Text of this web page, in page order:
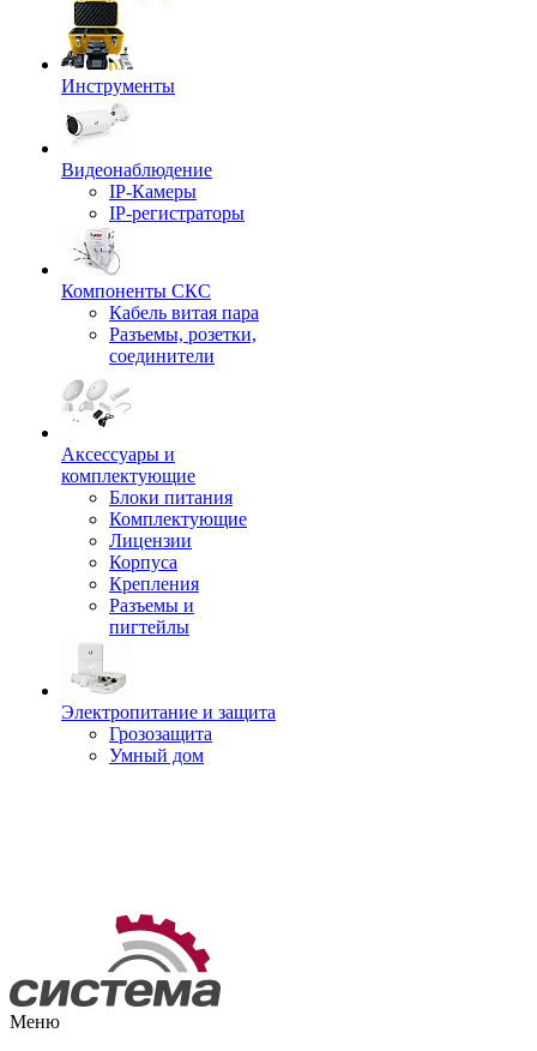
Инструменты
Видеонаблюдение
IP-Камеры
IP-регистраторы
Компоненты СКС
Кабель витая пара
Разъемы, розетки,
соединители
Аксессуары и
комплектующие
Блоки питания
Комплектующие
Лицензии
Корпуса
Крепления
Разъемы и
пигтейлы
Электропитание и защита
Грозозащита
Умный дом
Меню